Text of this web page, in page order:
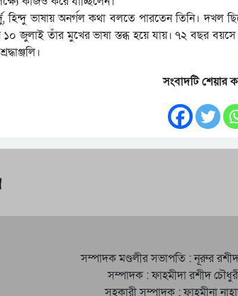
হিন্দু ভাষায় অনর্গল কথা বলতে পারতেন তিনি। দখল
জুলাই তাঁর মুখের ভাষা স্তব্ধ হয়ে যায়। ৭২ বছর
সংবাদটি শেয়ার
সম্পাদক মণ্ডলীর সভাপতি : নূরুর
সম্পাদক : ফাহমীদা রশীদ
সহকারী সম্পাদক : ফাহমীনা